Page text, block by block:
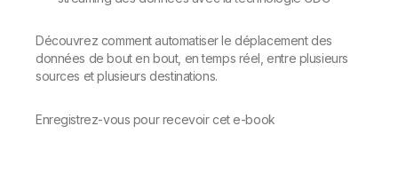
Découvrez comment automatiser le déplacement des
données de bout en bout, en temps réel, entre plusieurs
sources et plusieurs destinations.
Enregistrez-vous pour recevoir cet e-book